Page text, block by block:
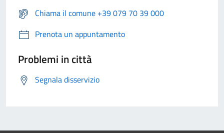
Chiama il comune +39 079 70 39 000
Prenota un appuntamento
Problemi in città
Segnala disservizio